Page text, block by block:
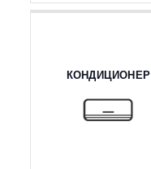
КОНДИЦИОНЕР